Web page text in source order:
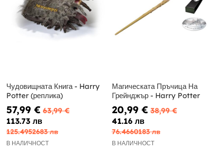
Чудовищната Книга - Harry
Potter (реплика)
57,99 € 63,99 €
113.73 лв
125.4952683 лв
В НАЛИЧНОСТ
Магическата Пръчица На
Грейнджър - Harry Potter
20,99 € 38,99 €
41.16 лв
76.4660183 лв
В НАЛИЧНОСТ